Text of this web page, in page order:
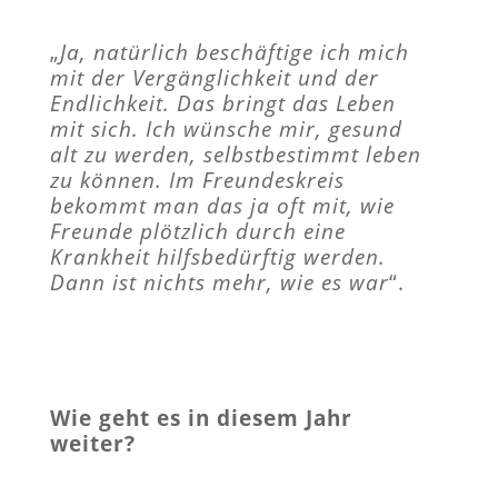
„Ja, natürlich beschäftige ich mich
mit der Vergänglichkeit und der
Endlichkeit. Das bringt das Leben
mit sich. Ich wünsche mir, gesund
alt zu werden, selbstbestimmt leben
zu können. Im Freundeskreis
bekommt man das ja oft mit, wie
Freunde plötzlich durch eine
Krankheit hilfsbedürftig werden.
Dann ist nichts mehr, wie es war“.
Wie geht es in diesem Jahr
weiter?